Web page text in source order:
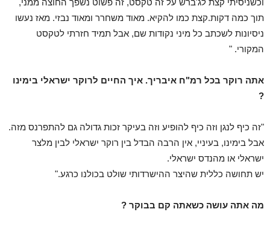
וכשניסיתי קצת לג'ברש על זה טקסט, זה פשוט נשפך החוצה ממני,
תוך כמה דקות.קצת כמו להקיא. מאוד משחרר ומאוד נבזי. מאז נעשו
ניסיונות לשכתב כל מיני נקודות שם, אבל תמיד חזרתי לטקסט
המקורי. "
אתה רוקר בכל רמ"ח איבריך. איך החיים לרוקר ישראלי בימינו
?
"זה כיף לנגן וזה כיף להופיע וזה בעיקר זכות גדולה גם להתפרנס מזה.
אבל בימינו, בעיניי, אין הרבה הבדל בין רוקר ישראלי לבין מלצר
ישראלי או מהנדס ישראלי.
יש תחושה כללית שהיצר ההישרדותי שולט בכולנו כרגע."
מה אתה עושה כשאתה קם בבוקר ?